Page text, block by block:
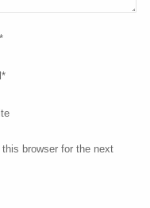
*
*
browser for the next